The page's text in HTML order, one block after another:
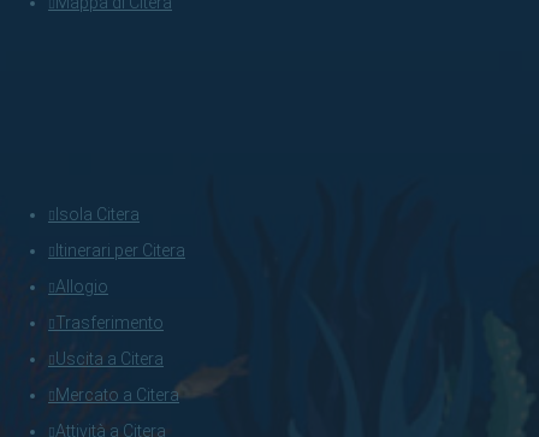
Isola Citera
Itinerari per Citera
Allogio
Trasferimento
Uscita a Citera
Mercato a Citera
Attività a Citera